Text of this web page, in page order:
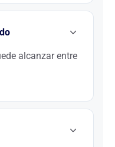
cercano, que
y su presencia
alcanzar entre
años de